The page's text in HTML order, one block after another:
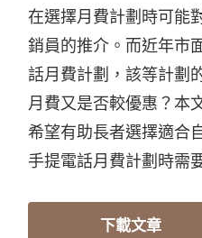
在選擇月費計劃時可能
銷員的推介。而近年市
話月費計劃，該等計劃
月費又是否較優惠？本
希望有助長者選擇適合
手提電話月費計劃時需
下載文章